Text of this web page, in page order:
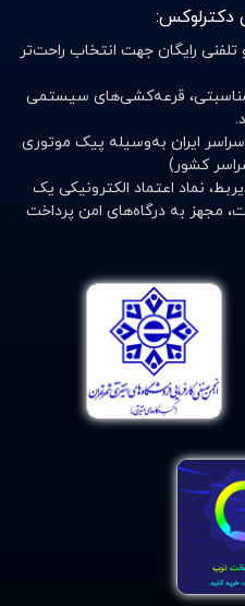
از چسب آنژیوکت استفاده
ها، سوندها یا
از عمل خونگیری مورد
قرار می گیرد. در
اطمینان حاصل کنید که
آن محل را با چسب خونگیری
دکترلوکس:
رایگان جهت انتخاب راحت‌تر
قرعه‌کشی‌های سیستمی
ایران به‌وسیله پیک موتوری
کشور)
نماد اعتماد الکترونیکی یک
مجهز به درگاه‌های امن پرداخت